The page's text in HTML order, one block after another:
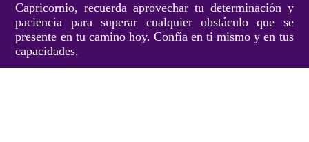
Capricornio, recuerda aprovechar tu determinación y
paciencia para superar cualquier obstáculo que se
presente en tu camino hoy. Confía en ti mismo y en tus
capacidades.